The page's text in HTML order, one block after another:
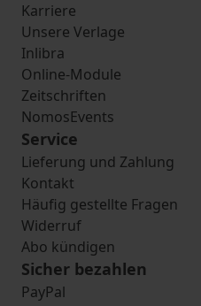
Karriere
Unsere Verlage
Inlibra
Online-Module
Zeitschriften
NomosEvents
Service
Lieferung und Zahlung
Kontakt
Häufig gestellte Fragen
Widerruf
Abo kündigen
Sicher bezahlen
PayPal